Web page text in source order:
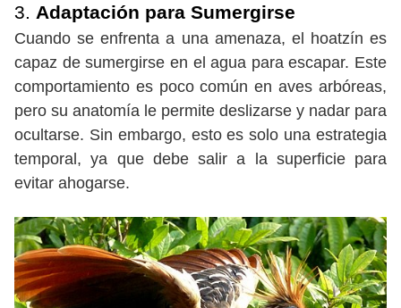
3. Adaptación para Sumergirse
Cuando se enfrenta a una amenaza, el hoatzín es
capaz de sumergirse en el agua para escapar. Este
comportamiento es poco común en aves arbóreas,
pero su anatomía le permite deslizarse y nadar para
ocultarse. Sin embargo, esto es solo una estrategia
temporal, ya que debe salir a la superficie para
evitar ahogarse.